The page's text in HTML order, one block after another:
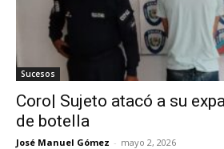
Sucesos
Coro| Sujeto atacó a su
de botella
José Manuel Gómez - mayo 2, 2026